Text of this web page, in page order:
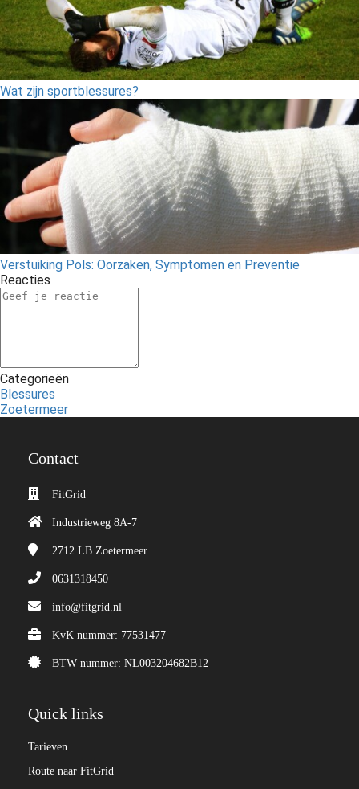
Wat zijn sportblessures?
Verstuiking Pols: Oorzaken, Symptomen en Preventie
Reacties
Categorieën
Blessures
Zoetermeer
Contact
FitGrid
Industrieweg 8A-7
2712 LB Zoetermeer
0631318450
info@fitgrid.nl
KvK nummer: 77531477
BTW nummer: NL003204682B12
Quick links
Tarieven
Route naar FitGrid